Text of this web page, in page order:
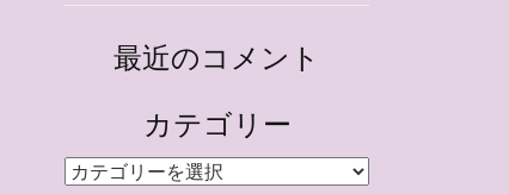
最近のコメント
カテゴリー
カ